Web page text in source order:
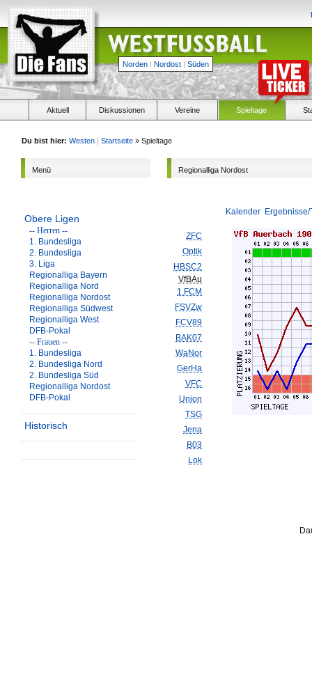
Norden | Nordost | Süden
Aktuell Diskussionen Vereine Spieltage
Du bist hier: Westen | Startseite » Spieltage
Menü
Obere Ligen
-- Herren --
1. Bundesliga
2. Bundesliga
3. Liga
Regionalliga Bayern
Regionalliga Nord
Regionalliga Nordost
Regionalliga Südwest
Regionalliga West
DFB-Pokal
-- Frauen --
1. Bundesliga
2. Bundesliga Nord
2. Bundesliga Süd
Regionalliga Nordost
DFB-Pokal
Historisch
Regionalliga Nordost
Kalender
ZFC
Optik
HBSC2
VfBAu
1.FCM
FSVZw
FCV89
BAK07
WaNor
GerHa
VFC
Union
TSG
Jena
B03
Lok